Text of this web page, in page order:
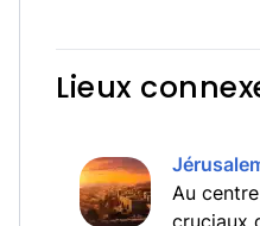
Lieux
Au
cruciaux